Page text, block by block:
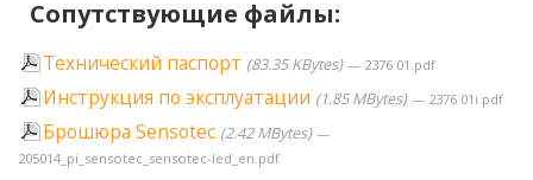
Сопутствующие файлы:
Технический паспорт 83.35 KBytes 2376 01.pdf
Инструкция по эксплуатации 1.85 MBytes 2376 01i.pdf
Брошюра Sensotec 2.42 MBytes
205014_pi_sensotec_sensotec-led_en.pdf